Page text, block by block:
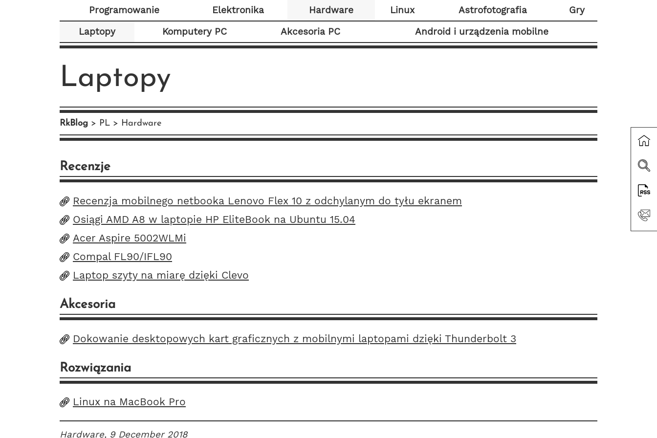
Programowanie Elektronika Hardware Linux Astrofotografia
Gry
Laptopy
Komputery PC Akcesoria PC Android i urządzenia mobilne
Laptopy
RkBlog PL Hardware
Recenzje
Recenzja mobilnego netbooka Lenovo Flex 10 z odchylanym do tyłu ekranem
Osiągi AMD A8 w laptopie HP EliteBook na Ubuntu 15.04
Acer Aspire 5002WLMi
Compal FL90/IFL90
Laptop szyty na miarę dzięki Clevo
Akcesoria
Dokowanie desktopowych kart graficznych z mobilnymi laptopami dzięki Thunderbolt 3
Rozwiązania
Linux na MacBook Pro
Hardware, 9 December 2018